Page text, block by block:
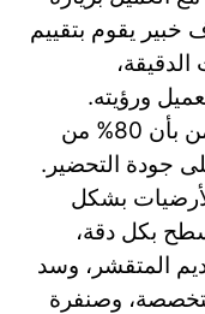
خبير يقوم بتقييم
ورؤيته.
نؤمن بأن 80% من
جودة التحضير.
بشكل
بكل دقة،
المتقشر، وسد
وصنفرة